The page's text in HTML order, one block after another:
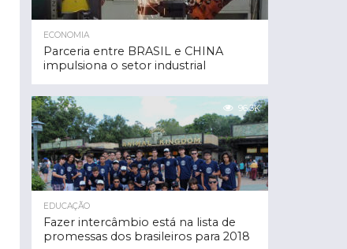
ECONOMIA
Parceria entre BRASIL e CHINA
impulsiona o setor industrial
96.3K
EDUCAÇÃO
Fazer intercâmbio está na lista de
promessas dos brasileiros para 2018